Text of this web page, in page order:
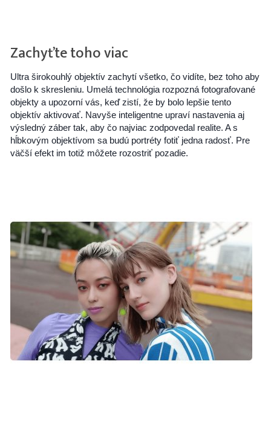
Zachyťte toho viac
Ultra širokouhlý objektív zachytí všetko, čo vidíte, bez toho aby
došlo k skresleniu. Umelá technológia rozpozná fotografované
objekty a upozorní vás, keď zistí, že by bolo lepšie tento
objektív aktivovať. Navyše inteligentne upraví nastavenia aj
výsledný záber tak, aby čo najviac zodpovedal realite. A s
hĺbkovým objektívom sa budú portréty fotiť jedna radosť. Pre
väčší efekt im totiž môžete rozostriť pozadie.